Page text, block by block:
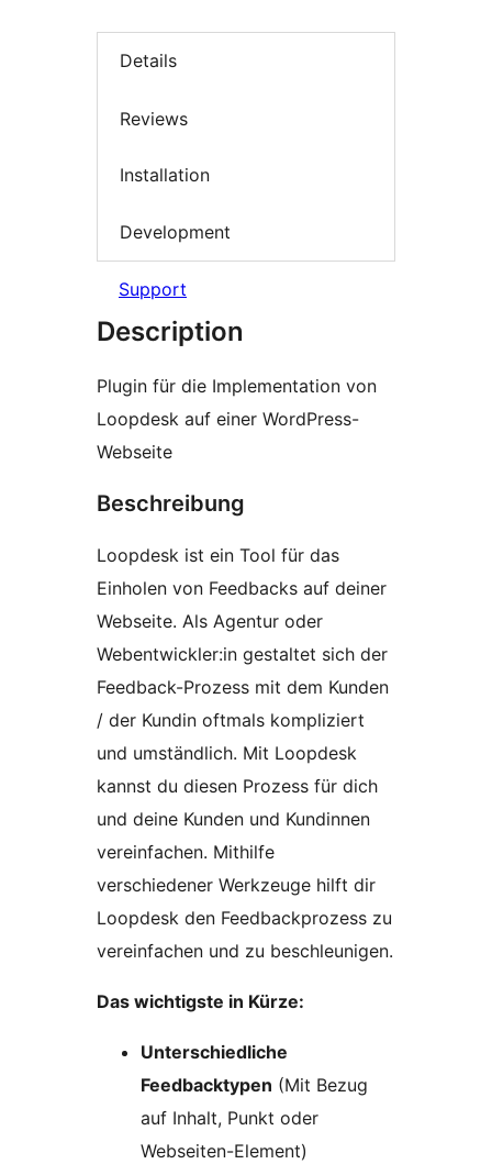
Details
Reviews
Installation
Development
Support
Description
Plugin für die Implementation von
Loopdesk auf einer WordPress-
Webseite
Beschreibung
Loopdesk ist ein Tool für das
Einholen von Feedbacks auf deiner
Webseite. Als Agentur oder
Webentwickler:in gestaltet sich der
Feedback-Prozess mit dem Kunden
/ der Kundin oftmals kompliziert
und umständlich. Mit Loopdesk
kannst du diesen Prozess für dich
und deine Kunden und Kundinnen
vereinfachen. Mithilfe
verschiedener Werkzeuge hilft dir
Loopdesk den Feedbackprozess zu
vereinfachen und zu beschleunigen.
Das wichtigste in Kürze:
Unterschiedliche
Feedbacktypen (Mit Bezug
auf Inhalt, Punkt oder
Webseiten-Element)